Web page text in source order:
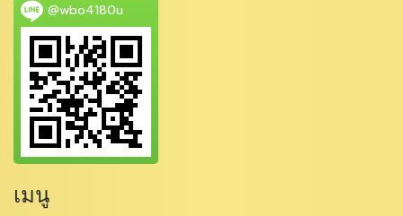
@wbo4180u
เมนู